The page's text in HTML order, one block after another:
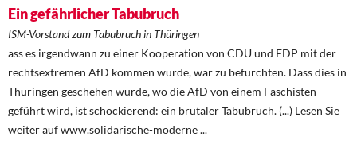
Ein gefährlicher Tabubruch
ISM-Vorstand zum Tabubruch in Thüringen
ass es irgendwann zu einer Kooperation von CDU und FDP mit der
rechtsextremen AfD kommen würde, war zu befürchten. Dass dies in
Thüringen geschehen würde, wo die AfD von einem Faschisten
geführt wird, ist schockierend: ein brutaler Tabubruch. (...) Lesen Sie
weiter auf www.solidarische-moderne ...